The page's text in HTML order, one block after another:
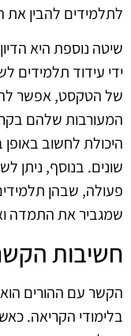
לתלמידים להבין את
שיטה נוספת היא
ידי עידוד תלמידים
של הטקסט, אפשר
המעורבות שלהם
היכולת לחשוב באופן
שונים. בנוסף, ניתן
פעולה, שבהן
שמגביר את התמדה
חשיבות
הקשר עם ההורים
בלימודי הקריאה.